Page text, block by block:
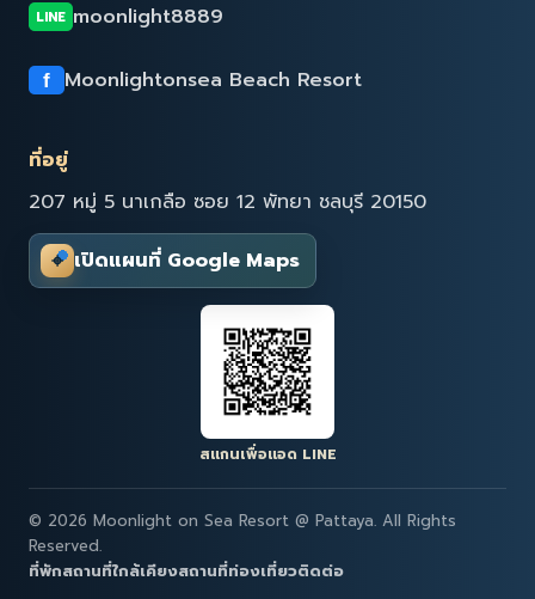
LINE moonlight8889
f Moonlightonsea Beach Resort
ที่อยู่
207 หมู่ 5 นาเกลือ ซอย 12 พัทยา ชลบุรี 20150
⌖ เปิดแผนที่ Google Maps
สแกนเพื่อแอด LINE
© 2026 Moonlight on Sea Resort @ Pattaya. All Rights
Reserved.
ที่พักสถานที่ใกล้เคียงสถานที่ท่องเที่ยวติดต่อ